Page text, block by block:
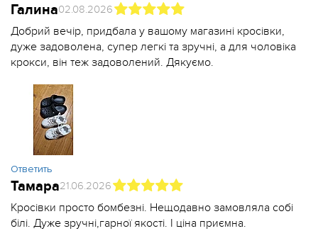
Галина02.08.2026
Добрий вечір, придбала у вашому магазині кросівки,
дуже задоволена, супер легкі та зручні, а для чоловіка
крокси, він теж задоволений. Дякуємо.
Ответить
Тамара21.06.2026
Кросівки просто бомбезні. Нещодавно замовляла собі
білі. Дуже зручні,гарної якості. І ціна приємна.